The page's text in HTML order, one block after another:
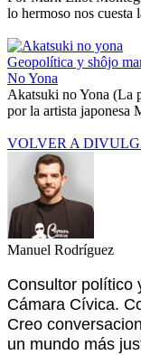
lo hermoso nos cuesta
Geopolítica y shôjo
No Yona
Akatsuki no Yona (La
por la artista japonesa
VOLVER A
Manuel Rodríguez
Consultor político
Cámara Cívica.
Creo
un mundo más